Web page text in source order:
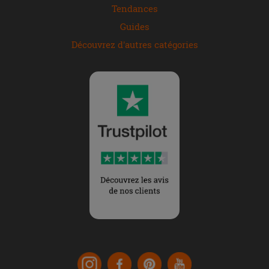
Tendances
Guides
Découvrez d'autres catégories